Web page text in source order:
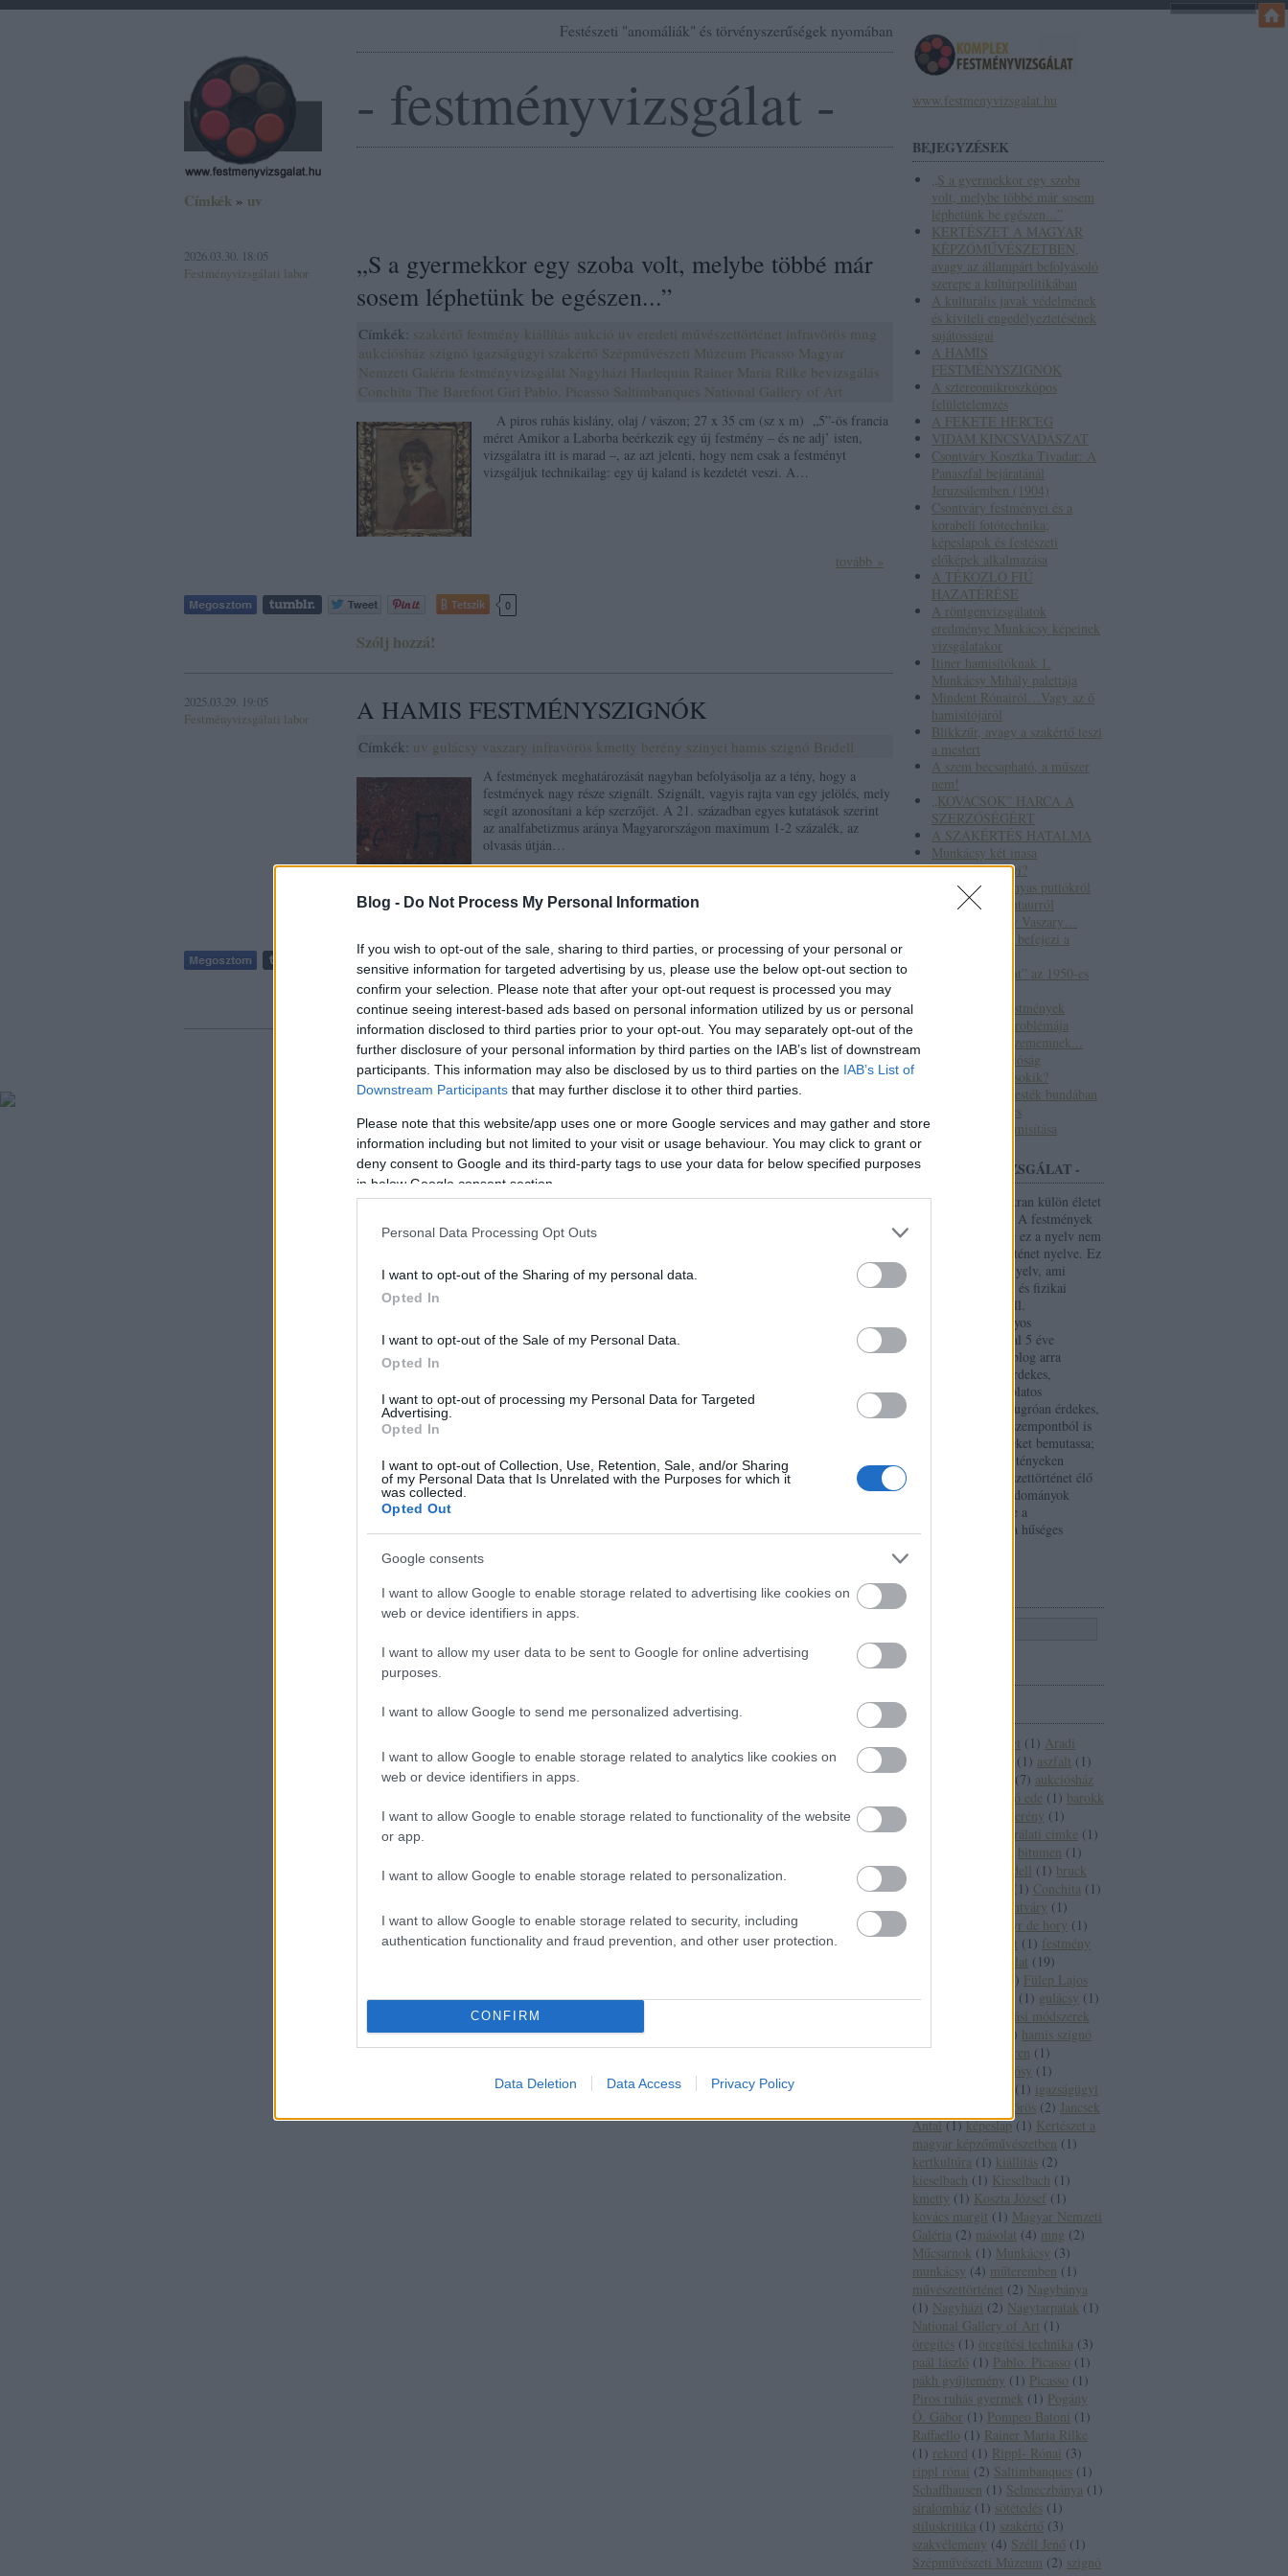
Blog - Do Not Process My Personal Information
If you wish to opt-out of the sale, sharing to third parties, or processing of your personal or
sensitive information for targeted advertising by us, please use the below opt-out section to
confirm your selection. Please note that after your opt-out request is processed you may
continue seeing interest-based ads based on personal information utilized by us or personal
information disclosed to third parties prior to your opt-out. You may separately opt-out of the
further disclosure of your personal information by third parties on the IAB’s list of downstream
participants. This information may also be disclosed by us to third parties on the IAB’s List of
Downstream Participants that may further disclose it to other third parties.
Please note that this website/app uses one or more Google services and may gather and store
information including but not limited to your visit or usage behaviour. You may click to grant or
deny consent to Google and its third-party tags to use your data for below specified purposes
in below Google consent section.
Personal Data Processing Opt Outs
I want to opt-out of the Sharing of my personal data.
Opted In
I want to opt-out of the Sale of my Personal Data.
Opted In
I want to opt-out of processing my Personal Data for Targeted
Advertising.
Opted In
I want to opt-out of Collection, Use, Retention, Sale, and/or Sharing
of my Personal Data that Is Unrelated with the Purposes for which it
was collected.
Opted Out
Google consents
I want to allow Google to enable storage related to advertising like cookies on
web or device identifiers in apps.
I want to allow my user data to be sent to Google for online advertising
purposes.
I want to allow Google to send me personalized advertising.
I want to allow Google to enable storage related to analytics like cookies on
web or device identifiers in apps.
I want to allow Google to enable storage related to functionality of the website
or app.
I want to allow Google to enable storage related to personalization.
I want to allow Google to enable storage related to security, including
authentication functionality and fraud prevention, and other user protection.
CONFIRM
Data Deletion Data Access Privacy Policy
www.festmenyvizsgalat.hu
BEJEGYZÉSEK
„S a gyermekkor egy szoba
volt, melybe többé már sosem
léphetünk be egészen...”
KERTÉSZET A MAGYAR
KÉPZŐMŰVÉSZETBEN,
avagy az állampárt befolyásoló
szerepe a kultúrpolitikában
A kulturális javak védelmének
és kiviteli engedélyeztetésének
sajátosságai
A HAMIS
FESTMÉNYSZIGNÓK
A sztereomikroszkópos
felületelemzés
A FEKETE HERCEG
VIDÁM KINCSVADÁSZAT
Csontváry Kosztka Tivadar: A
Panaszfal bejáratánál
Jeruzsálemben (1904)
Csontváry festményei és a
korabeli fotótechnika;
képeslapok és festészeti
előképek alkalmazása
A TÉKOZLÓ FIÚ
HAZATÉRÉSE
A röntgenvizsgálatok
eredménye Munkácsy képeinek
vizsgálatakor
Itiner hamisítóknak 1.
Munkácsy Mihály palettája
Mindent Rónairól…Vagy az ő
hamisítójáról
Blikkzűr, avagy a szakértő teszi
a mestert
A szem becsapható, a műszer
nem!
„KOVÁCSOK” HARCA A
SZERZŐSÉGÉRT
A SZAKÉRTÉS HATALMA
Munkácsy két inasa
Mennyi az annyi?
Tanmese a szárnyas puttókról
és a kétlábú kentaurról
Már megint egy Vaszary…
Mikor az orvos befejezi a
“Eredeti másolat” az 1950-es
A Munkácsy festmények
sötétedésének problémája
Nem hittem a szememnek...
Átcímkézett valóság
Csókok vagy Csokik?
Csontváry olajfesték bundában
Kincs, ami nincs
Hamisítások hamisítása
- FESTMÉNYVIZSGÁLAT -
A festmények gyakran külön életet
élnek alkotójuktól. A festmények
tudnak beszélni, de ez a nyelv nem
csak a művészettörténet nyelve. Ez
az új nyelv olyan nyelv, ami
kémiai képletekből és fizikai
tulajdonságokból áll.
Természettudományos
festményvizsgálattal 5 éve
foglalkozom, ez a blog arra
hivatott, hogy az érdekes,
hamisítással kapcsolatos
történeteket és a kiugróan érdekes,
művészettörténeti szempontból is
jelentős eredményeket bemutassa;
nem csupán száraz tényeken
keresztül. A művészettörténet élő
"organizmus", a tudományok
királynője, mellette a
festményvizsgálat a hűséges
17. századi festészet ( 1 ) Aradi
( 1 ) aszfalt ( 1 )
(7) aukciósház
balló ede ( 1 ) barokk
berény ( 1 )
bírálati cimke ( 1 )
bitumen ( 1 )
Bridell ( 1 ) bruck
( 1 ) Conchita ( 1 )
csontváry ( 1 )
elmyr de hory ( 1 )
festészet ( 1 ) festmény
festményvizsgálat ( 19)
) Fülep Lajos
(1 ( 1 ) gulácsy ( 1 )
hamisítási módszerek
) hamis szignó
(1) han van meegeren ( 1 )
Hollósy ( 1 )
( 1 ) igazságügyi
infravörös (2) Jancsek
Antal (1) képeslap ( 1 ) Kertészet a
magyar képzőművészetben ( 1 )
kertkultúra ( 1 ) kiállítás (2)
kieselbach ( 1 ) Kieselbach ( 1 )
kmetty ( 1 ) Koszta József ( 1 )
kovács margit ( 1 ) Magyar Nemzeti
Galéria (2) másolat (4) mng (2)
Műcsarnok ( 1 ) Munkácsy (3)
munkácsy (4) műteremben ( 1 )
művészettörténet (2) Nagybánya
( 1 ) Nagyházi (2) Nagytarpatak ( 1 )
National Gallery of Art ( 1 )
öregítés ( 1 ) öregítési technika (3)
paál lászló ( 1 ) Pablo. Picasso ( 1 )
pákh gyűjtemény ( 1 ) Picasso ( 1 )
Piros ruhás gyermek ( 1 ) Pogány
Ö. Gábor ( 1 ) Pompeo Batoni ( 1 )
Raffaello ( 1 ) Rainer Maria Rilke
( 1 ) rekord ( 1 ) Rippl- Rónai (3)
rippl rónai (2) Saltimbanques ( 1 )
Schaffhausen ( 1 ) Selmeczbánya ( 1 )
siralomház ( 1 ) sötétedés ( 1 )
stíluskritika ( 1 ) szakértő (3)
szakvélemény (4) Széll Jenő ( 1 )
Szépművészeti Múzeum (2) szignó
Festészeti "anomáliák" és törvényszerűségek nyomában
- festményvizsgálat -
Címkék » uv
2026.03.30. 18:05
Festményvizsgálati labor
„S a gyermekkor egy szoba volt, melybe többé már
sosem léphetünk be egészen...”
Címkék: szakértő festmény kiállítás aukció uv eredeti művészettörténet infravörös mng
aukciósház szignó igazságügyi szakértő Szépművészeti Múzeum Picasso Magyar
Nemzeti Galéria festményvizsgálat Nagyházi Harlequin Rainer Maria Rilke bevizsgálás
Conchita The Barefoot Girl Pablo. Picasso Saltimbanques National Gallery of Art
A piros ruhás kislány, olaj / vászon; 27 x 35 cm (sz x m) „5”-ös francia
méret Amikor a Laborba beérkezik egy új festmény – és ne adj’ isten,
vizsgálatra itt is marad –, az azt jelenti, hogy nem csak a festményt
vizsgáljuk technikailag: egy új kaland is kezdetét veszi. A…
tovább »
Tetszik 0
Szólj hozzá!
2025.03.29. 19:05
Festményvizsgálati labor
A HAMIS FESTMÉNYSZIGNÓK
Címkék: uv gulácsy vaszary infravörös kmetty berény szinyei hamis szignó Bridell
A festmények meghatározását nagyban befolyásolja az a tény, hogy a
festmények nagy része szignált. Szignált, vagyis rajta van egy jelölés, mely
segít azonosítani a kép szerzőjét. A 21. században egyes kutatások szerint
az analfabetizmus aránya Magyarországon maximum 1-2 százalék, az
olvasás útján…
Szólj hozzá!
SÜTI BEÁLLÍTÁSOK MÓDOSÍTÁSA